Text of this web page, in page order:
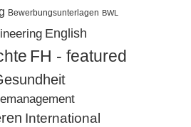
Bewerbungsunterlagen BWL
English
FH - featured
International